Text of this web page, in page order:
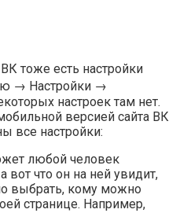
тоже есть настройки
→ Настройки →
настроек там нет.
версией сайта ВК
все настройки:
любой человек
вот что он на ней увидит,
выбрать, кому можно
странице. Например,